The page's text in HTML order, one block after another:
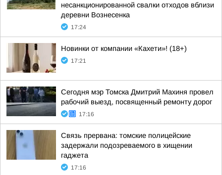
несанкционированной свалки отходов вблизи
деревни Вознесенка
17:24
Новинки от компании «Кахети»! (18+)
17:21
Сегодня мэр Томска Дмитрий Махиня провел
рабочий выезд, посвященный ремонту дорог
17:16
Связь прервана: томские полицейские
задержали подозреваемого в хищении
гаджета
17:16